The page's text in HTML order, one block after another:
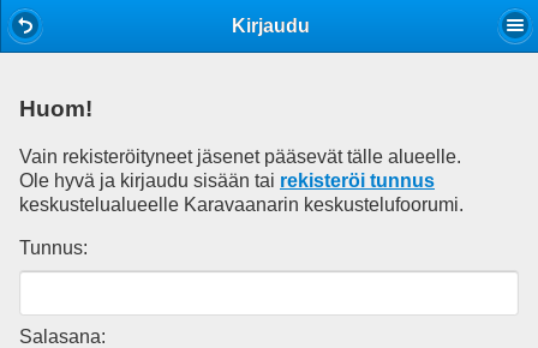
Kirjaudu
Huom!
Vain rekisteröityneet jäsenet pääsevät tälle alueelle.
Ole hyvä ja kirjaudu sisään tai rekisteröi tunnus
keskustelualueelle Karavaanarin keskustelufoorumi.
Tunnus:
Salasana: